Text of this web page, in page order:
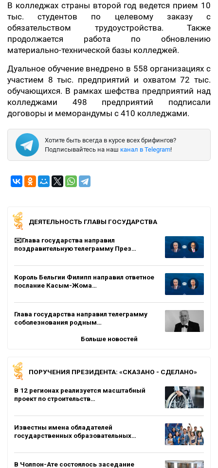
В колледжах страны второй год ведется прием 10
тыс. студентов по целевому заказу с
обязательством трудоустройства. Также
продолжается работа по обновлению
материально-технической базы колледжей.
Дуальное обучение внедрено в 558 организациях с
участием 8 тыс. предприятий и охватом 72 тыс.
обучающихся. В рамках шефства предприятий над
колледжами 498 предприятий подписали
договоры и меморандумы с 410 колледжами.
Хотите быть всегда в курсе всех брифингов?
Подписывайтесь на наш канал в Telegram!
ДЕЯТЕЛЬНОСТЬ ГЛАВЫ ГОСУДАРСТВА
✉️Глава государства направил
поздравительную телеграмму През…
Король Бельгии Филипп направил ответное
послание Касым-Жома…
Глава государства направил телеграмму
соболезнования родным…
Больше новостей
ПОРУЧЕНИЯ ПРЕЗИДЕНТА: «СКАЗАНО - СДЕЛАНО»
В 12 регионах реализуется масштабный
проект по строительств…
Известны имена обладателей
государственных образовательных…
В Чолпон-Ате состоялось заседание